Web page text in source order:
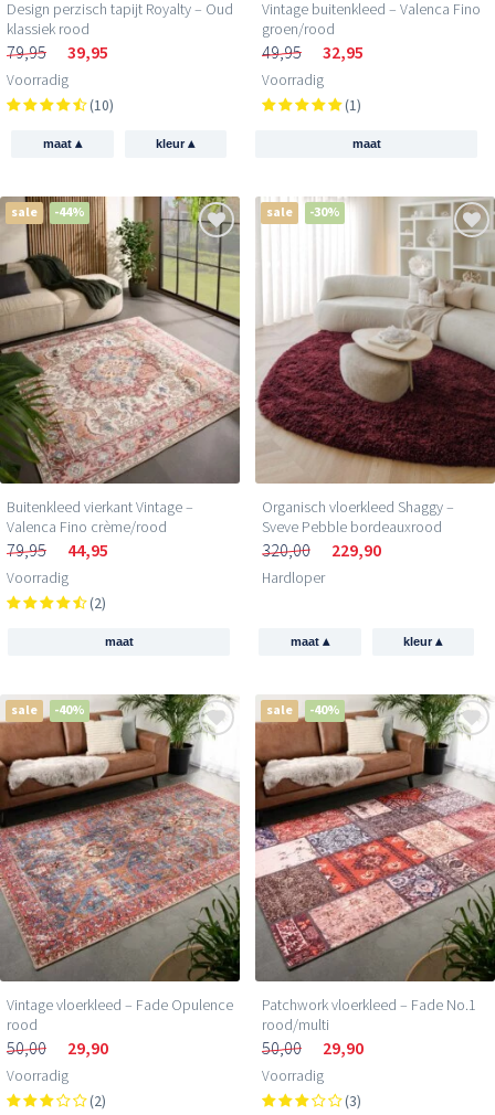
Design perzisch tapijt Royalty – Oud
klassiek rood
79,95 39,95
Voorradig
(10)
maat ▴ kleur▴
Vintage buitenkleed – Valenca Fino
groen/rood
49,95 32,95
Voorradig
(1)
maat
sale -44%
Buitenkleed vierkant Vintage –
Valenca Fino crème/rood
79,95 44,95
Voorradig
(2)
maat
sale -30%
Organisch vloerkleed Shaggy –
Sveve Pebble bordeauxrood
320,00 229,90
Hardloper
maat ▴ kleur▴
sale -40%
Vintage vloerkleed – Fade Opulence
rood
50,00 29,90
Voorradig
(2)
sale -40%
Patchwork vloerkleed – Fade No.1
rood/multi
50,00 29,90
Voorradig
(3)